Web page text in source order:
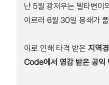
난 5월 광저우는 델타변이
이르러 6월 30일 봉쇄가
이로 인해 타격 받은 지역
Code에서 영감 받은 공익